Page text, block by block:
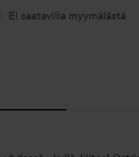
Ei saatavilla myymälästä